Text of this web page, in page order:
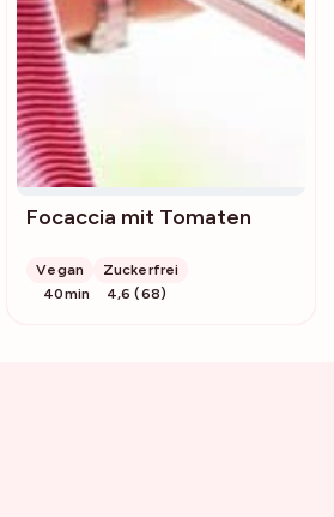
Focaccia mit Tomaten
Vegan
Zuckerfrei
40min
4,6 (68)